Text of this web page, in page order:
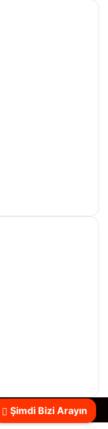
Spotçu
Şimdi Bizi Arayın